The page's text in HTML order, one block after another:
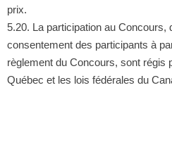
prix.
5.20. La participation au Concours,
consentement des participants à
règlement du Concours, sont régis
Québec et les lois fédérales du